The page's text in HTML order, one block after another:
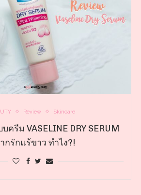
Review Skincare
ครีม VASELINE DRY SERUM
กรักแร้ขาว ทําไง?!